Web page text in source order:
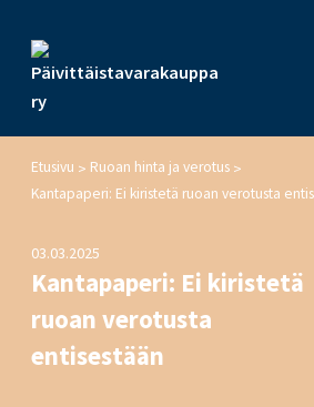
Etusivu > Ruoan hinta ja verotus >
03.03.2025
Kantapaperi: Ei kiristetä
ruoan verotusta
entisestään